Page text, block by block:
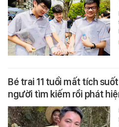
Bé trai 11 tuổi mất tích
người tìm kiếm rồi phát